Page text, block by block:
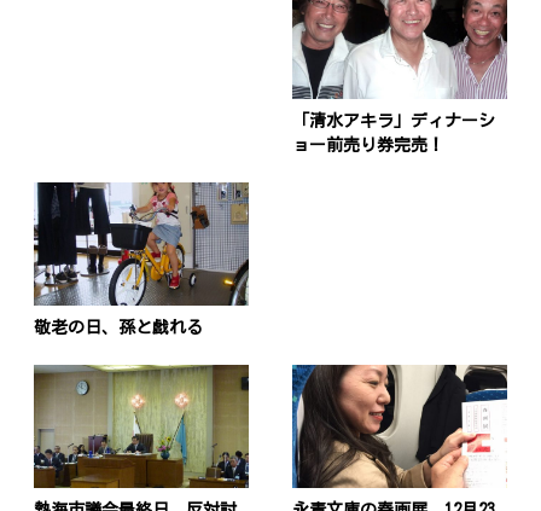
「清水アキラ」ディナーシ
ョー前売り券完売！
敬老の日、孫と戯れる